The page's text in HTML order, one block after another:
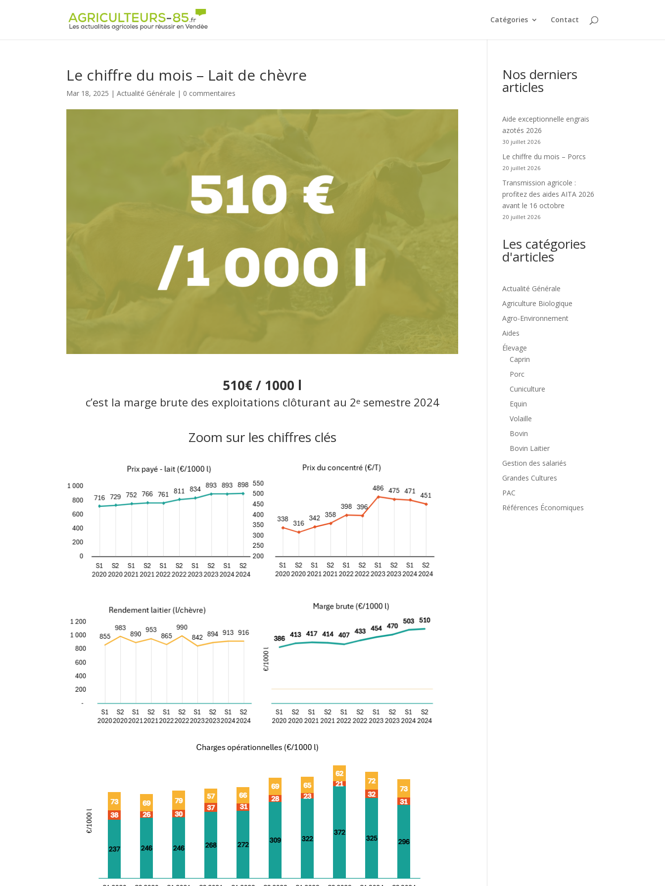
Catégories Contact
Le chiffre du mois – Lait de chèvre
Mar 18, 2025 |Actualité Générale | 0 commentaires
510€ / 1000 l
c’est la marge brute des exploitations clôturant au 2ᵉ semestre 2024
Zoom sur les chiffres clés
Nos derniers
articles
Aide exceptionnelle engrais
azotés 2026
30 juillet 2026
Le chiffre du mois – Porcs
20 juillet 2026
Transmission agricole :
profitez des aides AITA 2026
avant le 16 octobre
20 juillet 2026
Les catégories
d'articles
Actualité Générale
Agriculture Biologique
Agro-Environnement
Aides
Élevage
Caprin
Porc
Cuniculture
Equin
Volaille
Bovin
Bovin Laitier
Gestion des salariés
Grandes Cultures
PAC
Références Économiques